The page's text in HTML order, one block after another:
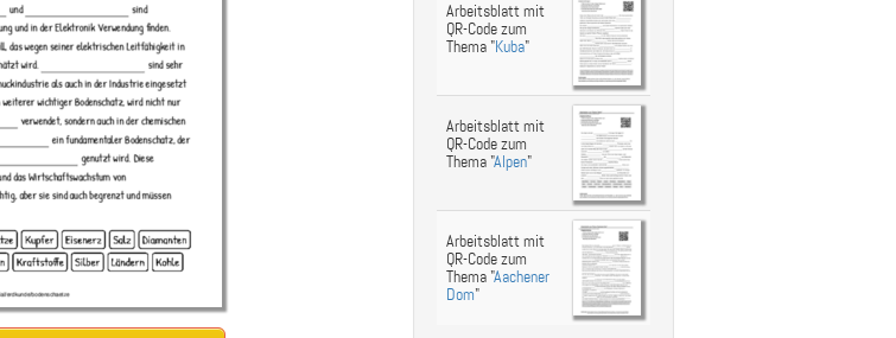
Arbeitsblatt mit
QR-Code zum
Thema "Kuba"
Arbeitsblatt mit
QR-Code zum
Thema "Alpen"
Arbeitsblatt mit
QR-Code zum
Thema "Aachener
Dom"